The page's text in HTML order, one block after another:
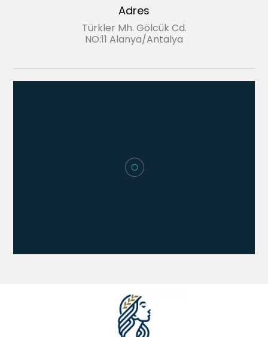
Adres
Türkler Mh. Gölcük Cd.
NO:11 Alanya/Antalya